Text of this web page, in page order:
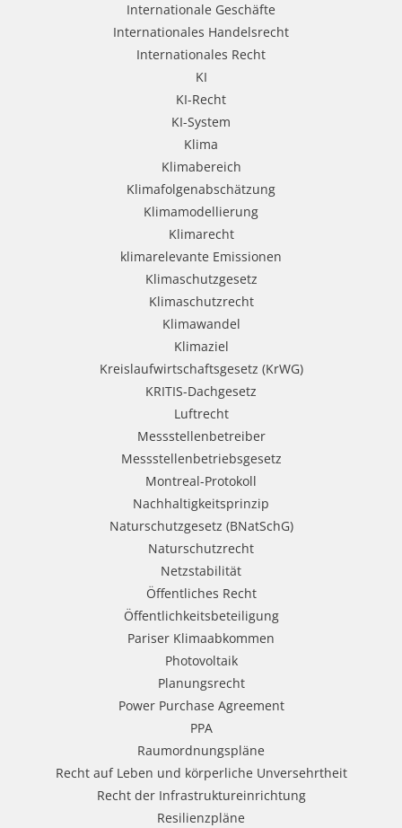
Internationale Geschäfte
Internationales Handelsrecht
Internationales Recht
KI
KI-Recht
KI-System
Klima
Klimabereich
Klimafolgenabschätzung
Klimamodellierung
Klimarecht
klimarelevante Emissionen
Klimaschutzgesetz
Klimaschutzrecht
Klimawandel
Klimaziel
Kreislaufwirtschaftsgesetz (KrWG)
KRITIS-Dachgesetz
Luftrecht
Messstellenbetreiber
Messstellenbetriebsgesetz
Montreal-Protokoll
Nachhaltigkeitsprinzip
Naturschutzgesetz (BNatSchG)
Naturschutzrecht
Netzstabilität
Öffentliches Recht
Öffentlichkeitsbeteiligung
Pariser Klimaabkommen
Photovoltaik
Planungsrecht
Power Purchase Agreement
PPA
Raumordnungspläne
Recht auf Leben und körperliche Unversehrtheit
Recht der Infrastruktureinrichtung
Resilienzpläne